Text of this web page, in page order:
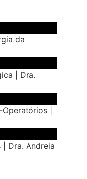
da
| Dra.
|
Dra. Andreia